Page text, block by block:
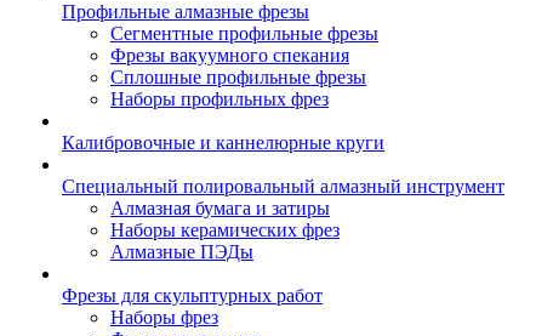
Профильные алмазные фрезы
Сегментные профильные фрезы
Фрезы вакуумного спекания
Сплошные профильные фрезы
Наборы профильных фрез
Калибровочные и каннелюрные круги
Специальный полировальный алмазный инструмент
Алмазная бумага и затиры
Наборы керамических фрез
Алмазные ПЭДы
Фрезы для скульптурных работ
Наборы фрез